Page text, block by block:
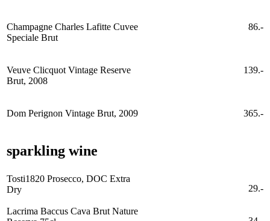
Champagne Charles Lafitte Cuvee
Speciale Brut
86.-
Veuve Clicquot Vintage Reserve
Brut, 2008
139.-
Dom Perignon Vintage Brut, 2009 365.-
sparkling wine
Tosti1820 Prosecco, DOC Extra
Dry
29.-
Lacrima Baccus Cava Brut Nature